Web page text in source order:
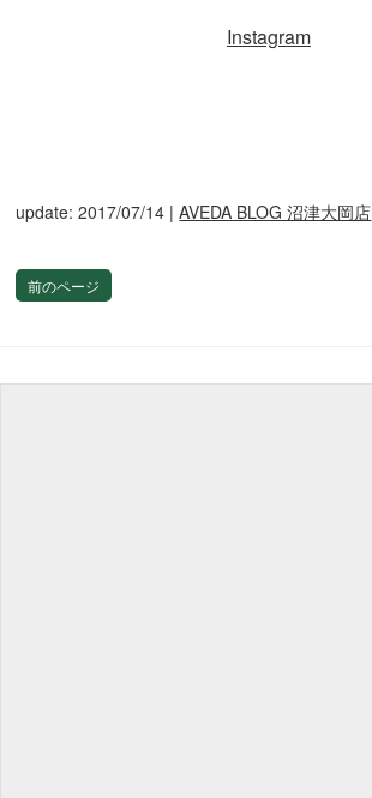
Instagram
update: 2017/07/14 |AVEDA BLOG 沼津大岡店
前のページ